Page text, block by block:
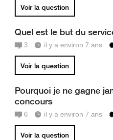
Voir la question
Quel est le but du
3 il y a environ 7 ans
Voir la question
Pourquoi je ne gagne
concours
6 il y a environ 7 ans
Voir la question